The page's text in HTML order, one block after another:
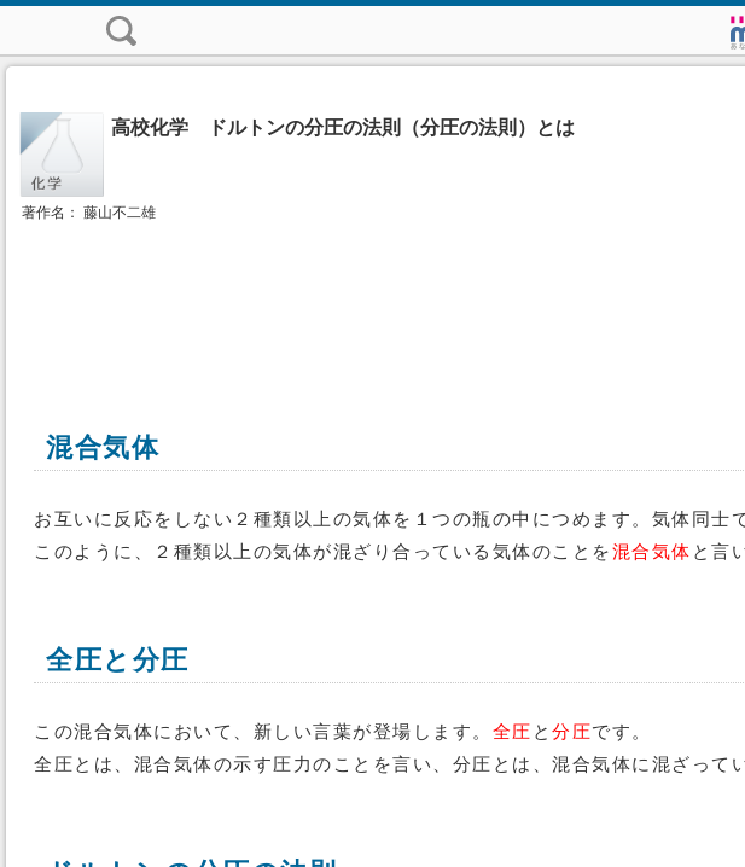
高校化学 ドルトンの分圧の法則（分圧の法則）とは
著作名： 藤山不二雄
混合気体
お互いに反応をしない２種類以上の気体を１つの瓶の中につめます。気体同
このように、２種類以上の気体が混ざり合っている気体のことを混合気体 と言
全圧と分圧
この混合気体において、新しい言葉が登場します。 全圧 と 分圧です。
全圧とは、混合気体の示す圧力のことを言い、分圧とは、混合気体に混ざっ